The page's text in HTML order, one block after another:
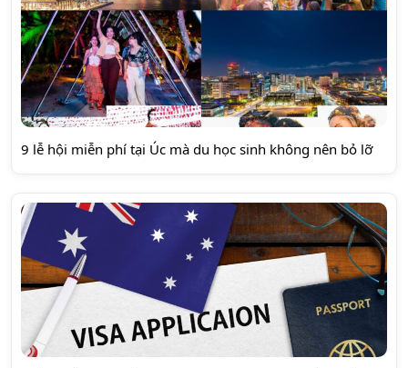
9 lễ hội miễn phí tại Úc mà du học sinh không nên bỏ lỡ